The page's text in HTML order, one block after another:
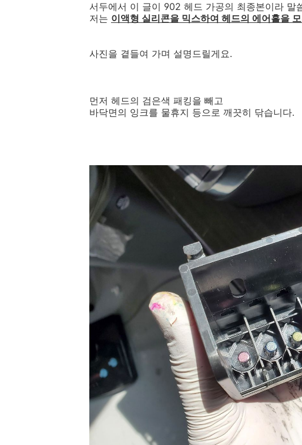
서두에서 이 글이 902 헤드 가공의 최종본이라 말
저는 이액형 실리콘을 믹스하여 헤드의 에어홀을
사진을 곁들여 가며 설명드릴게요.
먼저 헤드의 검은색 패킹을 빼고
바닥면의 잉크를 물휴지 등으로 깨끗히 닦습니다.